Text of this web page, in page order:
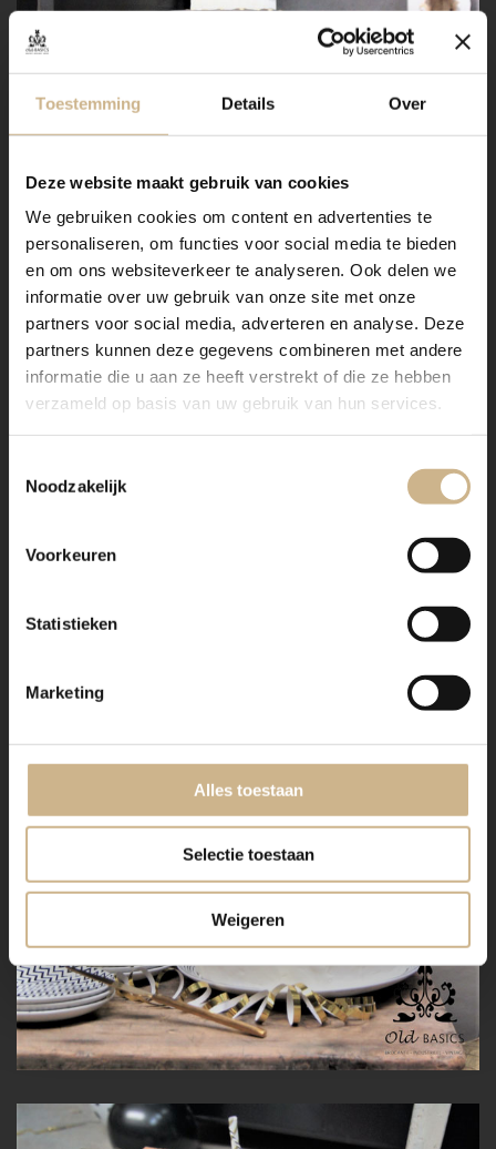
Toestemming Details Over
Deze website maakt gebruik van cookies
We gebruiken cookies om content en advertenties te
personaliseren, om functies voor social media te bieden
en om ons websiteverkeer te analyseren. Ook delen we
informatie over uw gebruik van onze site met onze
partners voor social media, adverteren en analyse. Deze
partners kunnen deze gegevens combineren met andere
informatie die u aan ze heeft verstrekt of die ze hebben
verzameld op basis van uw gebruik van hun services.
Noodzakelijk
Voorkeuren
Statistieken
Marketing
Alles toestaan
Selectie toestaan
Weigeren